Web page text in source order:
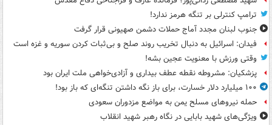
ترامپ کنترلی بر تنگه هرمز ندارد!
جنوب لبنان مجدد آماج حملات دشمن صهیونی قرار گرفت
فیدان: اسرائیل به دنبال تخریب روند صلح و بی‌ثبات کردن سوریه و غزه است
وقتی ورزش با معنویت عجین بشه!
پزشکیان: مشروطه نقطه عطف بیداری و آزادی‌خواهی ملت ایران بود
۱۰۰ میلیارد دلار خسارت، برای باز نگه داشتن تنگه‌ای که باز بود!
حمله نیروهای مسلح یمن به مواضع مزدوران سعودی
ویژگی‌های شهید بابایی در نگاه رهبر شهید انقلاب